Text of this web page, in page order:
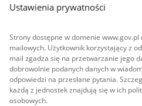
Ustawienia prywatności
Strony dostępne w domenie
mailowych. Użytkownik korzystający z
mail zgadza się na przetwarzanie jego
dobrowolnie podanych danych w
odpowiedzi na przesłane pytania.
każdą z jednostek znajdują się w ich
osobowych.